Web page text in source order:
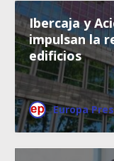
Ibercaja y
impulsan la
edificios
Europa